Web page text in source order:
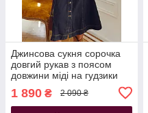
Джинсова сукня сорочка
довгий рукав з поясом
довжини міді на гудзики
1 890 ₴ 2 090 ₴